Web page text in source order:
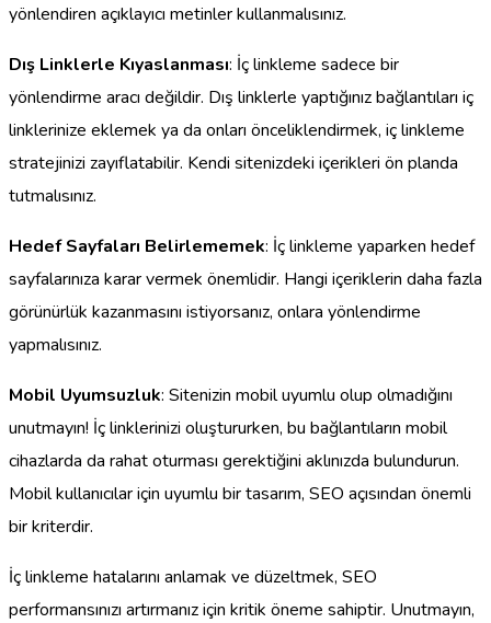
yönlendiren açıklayıcı metinler kullanmalısınız.
Dış Linklerle Kıyaslanması: İç linkleme sadece bir
yönlendirme aracı değildir. Dış linklerle yaptığınız bağlantıları iç
linklerinize eklemek ya da onları önceliklendirmek, iç linkleme
stratejinizi zayıflatabilir. Kendi sitenizdeki içerikleri ön planda
tutmalısınız.
Hedef Sayfaları Belirlememek: İç linkleme yaparken hedef
sayfalarınıza karar vermek önemlidir. Hangi içeriklerin daha fazla
görünürlük kazanmasını istiyorsanız, onlara yönlendirme
yapmalısınız.
Mobil Uyumsuzluk: Sitenizin mobil uyumlu olup olmadığını
unutmayın! İç linklerinizi oluştururken, bu bağlantıların mobil
cihazlarda da rahat oturması gerektiğini aklınızda bulundurun.
Mobil kullanıcılar için uyumlu bir tasarım, SEO açısından önemli
bir kriterdir.
İç linkleme hatalarını anlamak ve düzeltmek, SEO
performansınızı artırmanız için kritik öneme sahiptir. Unutmayın,